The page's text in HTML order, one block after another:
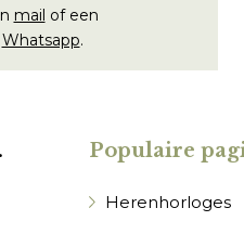
mail of een
Whatsapp.
. Populaire
Herenhorloges